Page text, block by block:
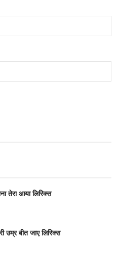
तेरा आया लिरिक्स
उम्र बीत जाए लिरिक्स